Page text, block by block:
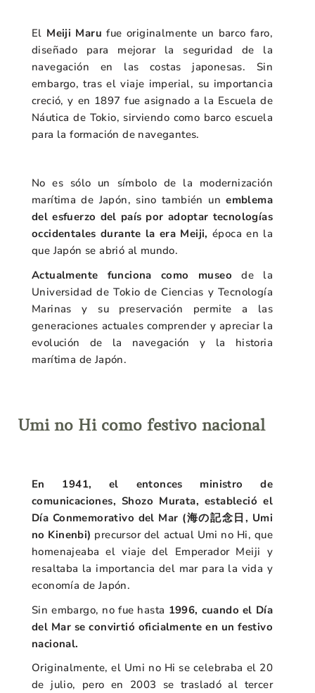
El Meiji Maru fue originalmente un barco faro,
diseñado para mejorar la seguridad de la
navegación en las costas japonesas. Sin
embargo, tras el viaje imperial, su importancia
creció, y en 1897 fue asignado a la Escuela de
Náutica de Tokio, sirviendo como barco escuela
para la formación de navegantes.
No es sólo un símbolo de la modernización
marítima de Japón, sino también unemblema
del esfuerzo del país por adoptar tecnologías
occidentales durante la era Meiji, época en la
que Japón se abrió al mundo.
Actualmente funciona como museo de la
Universidad de Tokio de Ciencias y Tecnología
Marinas y su preservación permite a las
generaciones actuales comprender y apreciar la
evolución de la navegación y la historia
marítima de Japón.
Umi no Hi como festivo nacional
En 1941, el entonces ministro de
comunicaciones, Shozo Murata, estableció el
Día Conmemorativo del Mar (海の記念日, Umi
no Kinenbi) precursor del actual Umi no Hi, que
homenajeaba el viaje del Emperador Meiji y
resaltaba la importancia del mar para la vida y
economía de Japón.
Sin embargo, no fue hasta 1996, cuando el Día
del Mar se convirtió oficialmente en un festivo
nacional.
Originalmente, el Umi no Hi se celebraba el 20
de julio, pero en 2003 se trasladó al tercer